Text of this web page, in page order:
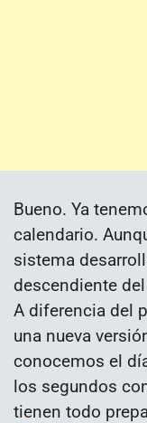
Bueno. Ya
calendario.
sistema
descendiente
A diferencia del
una nueva
conocemos el
los segundos
tienen todo